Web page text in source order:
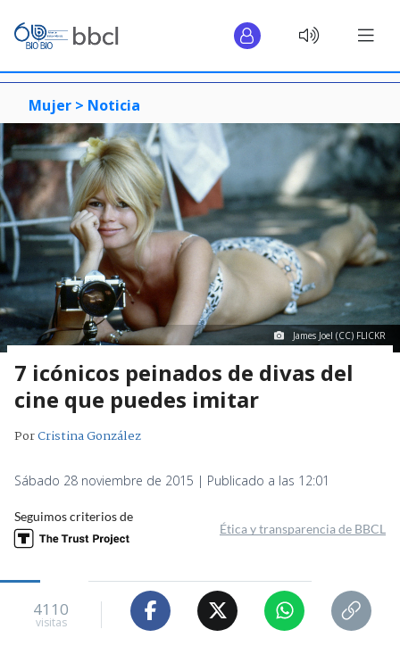
Mujer > Noticia
James Joel (CC) FLICKR
7 icónicos peinados de divas del
cine que puedes imitar
PorCristina González
Sábado 28 noviembre de 2015 | Publicado a las 12:01
Seguimos criterios de
Ética y transparencia de BBCL
4110
visitas